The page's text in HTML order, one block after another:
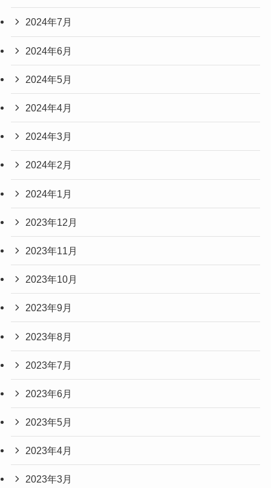
2024年7月
2024年6月
2024年5月
2024年4月
2024年3月
2024年2月
2024年1月
2023年12月
2023年11月
2023年10月
2023年9月
2023年8月
2023年7月
2023年6月
2023年5月
2023年4月
2023年3月